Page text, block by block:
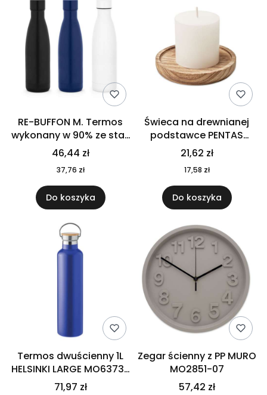
RE-BUFFON M. Termos
wykonany w 90% ze stali
nierdzewnej
pochodzącej z
recyklingu 520 ml 94294
46,44 zł
37,76 zł
Do koszyka
Świeca na drewnianej
podstawce PENTAS
MO6282-40
21,62 zł
17,58 zł
Do koszyka
Termos dwuścienny 1L
HELSINKI LARGE MO6373-
04
71,97 zł
Zegar ścienny z PP MURO
MO2851-07
57,42 zł